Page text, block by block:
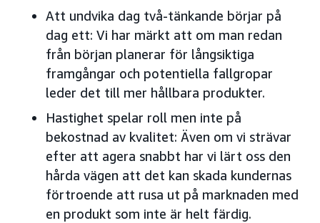
Att undvika dag två-tänkande börjar på
dag ett: Vi har märkt att om man redan
från början planerar för långsiktiga
framgångar och potentiella fallgropar
leder det till mer hållbara produkter.
Hastighet spelar roll men inte på
bekostnad av kvalitet: Även om vi strävar
efter att agera snabbt har vi lärt oss den
hårda vägen att det kan skada kundernas
förtroende att rusa ut på marknaden med
en produkt som inte är helt färdig.